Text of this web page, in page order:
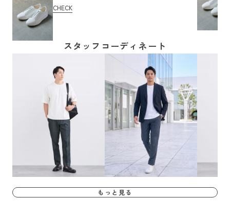
CHECK
スタッフコーディネート
もっと見る